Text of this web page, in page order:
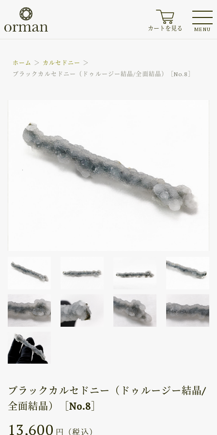
カートを見る MENU
ホーム
カルセドニー
ブラックカルセドニー（ドゥルージー結晶/全面結晶）［No.8］
ブラックカルセドニー（ドゥルージー結晶/
全面結晶）［No.8］
13,600 円（税込）